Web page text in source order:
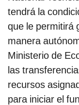
tendrá la
que le permitirá
manera
Ministerio de
las
recursos
para iniciar el